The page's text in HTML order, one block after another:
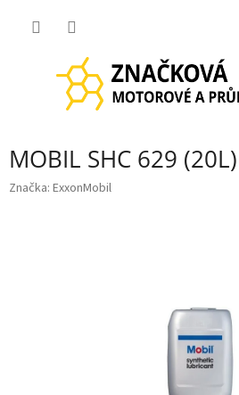
MOBIL SHC 629 (20L)
Značka: ExxonMobil